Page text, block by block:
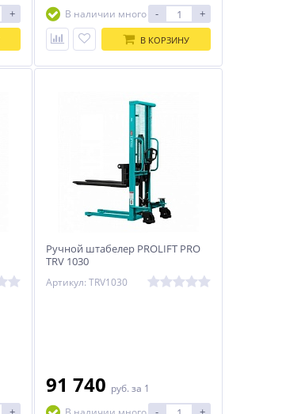
+
В наличии много
- +
В КОРЗИНУ
Ручной штабелер PROLIFT PRO
TRV 1030
Артикул: TRV1030
91 740 руб. за 1